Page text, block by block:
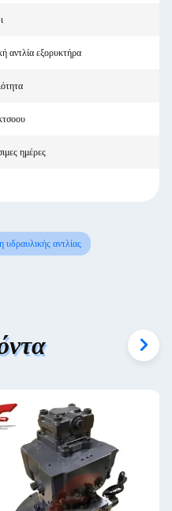
αντλία εξορυκτήρα
ημέρες
υδραυλικής αντλίας